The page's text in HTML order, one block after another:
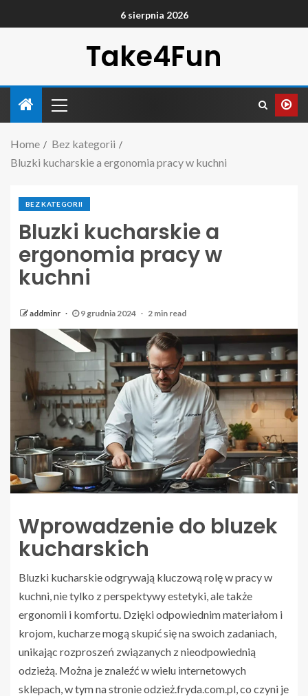
6 sierpnia 2026
Take4Fun
Home
Bez kategorii
Bluzki kucharskie a ergonomia pracy w kuchni
BEZ KATEGORII
Bluzki kucharskie a
ergonomia pracy w
kuchni
addminr 9 grudnia 2024 2 min read
Wprowadzenie do bluzek
kucharskich
Bluzki kucharskie odgrywają kluczową rolę w pracy w
kuchni, nie tylko z perspektywy estetyki, ale także
ergonomii i komfortu. Dzięki odpowiednim materiałom i
krojom, kucharze mogą skupić się na swoich zadaniach,
unikając rozproszeń związanych z nieodpowiednią
odzieżą. Można je znaleźć w wielu internetowych
sklepach, w tym na stronie odzież.fryda.com.pl, co czyni je